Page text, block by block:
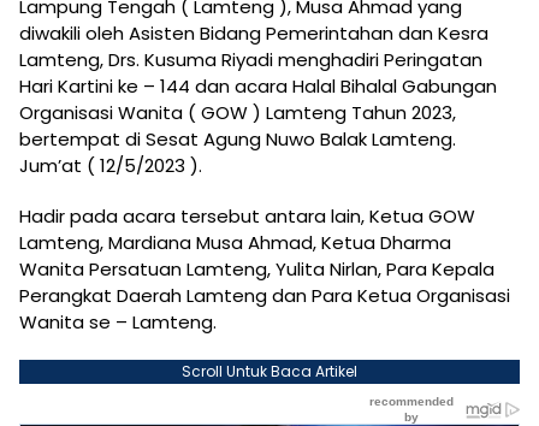
Lampung Tengah ( Lamteng ), Musa Ahmad yang
diwakili oleh Asisten Bidang Pemerintahan dan Kesra
Lamteng, Drs. Kusuma Riyadi menghadiri Peringatan
Hari Kartini ke – 144 dan acara Halal Bihalal Gabungan
Organisasi Wanita ( GOW ) Lamteng Tahun 2023,
bertempat di Sesat Agung Nuwo Balak Lamteng.
Jum’at ( 12/5/2023 ).
Hadir pada acara tersebut antara lain, Ketua GOW
Lamteng, Mardiana Musa Ahmad, Ketua Dharma
Wanita Persatuan Lamteng, Yulita Nirlan, Para Kepala
Perangkat Daerah Lamteng dan Para Ketua Organisasi
Wanita se – Lamteng.
Scroll Untuk Baca Artikel